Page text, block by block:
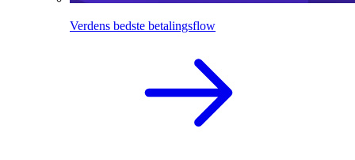
Verdens bedste betalingsflow